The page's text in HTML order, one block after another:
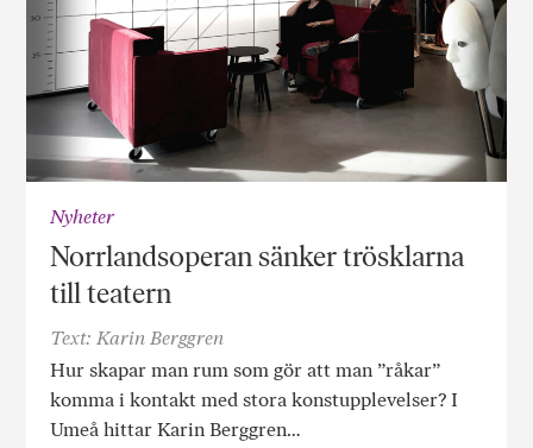
Nyheter
Norrlandsoperan sänker trösklarna
till teatern
Text: Karin Berggren
Hur skapar man rum som gör att man ”råkar”
komma i kontakt med stora konstupplevelser? I
Umeå hittar Karin Berggren…